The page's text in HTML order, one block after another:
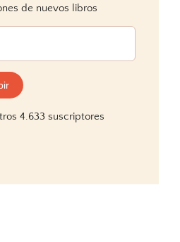
de nuevos libros
4.633 suscriptores